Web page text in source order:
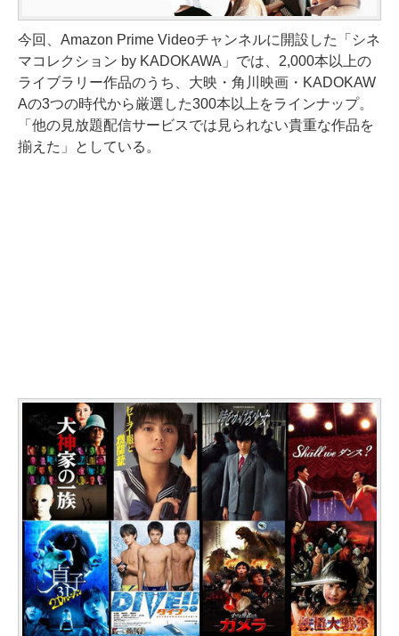
今回、Amazon Prime Videoチャンネルに開設した「シネ
マコレクション by KADOKAWA」では、2,000本以上の
ライブラリー作品のうち、大映・角川映画・KADOKAW
Aの3つの時代から厳選した300本以上をラインナップ。
「他の見放題配信サービスでは見られない貴重な作品を
揃えた」としている。